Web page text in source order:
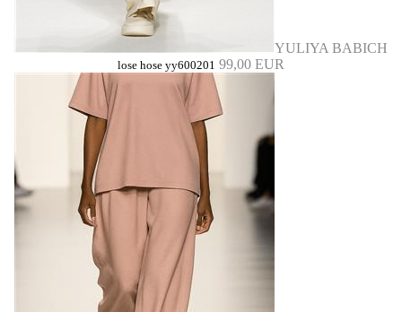
YULIYA BABICH
lose hose yy600201 99,00 EUR